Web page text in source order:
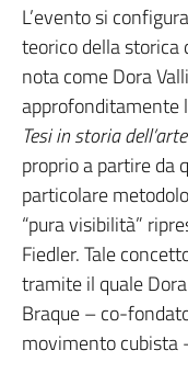
L’evento si
teorico della storica
nota come Dora
approfonditamente
Tesi instoria
proprio a partire da
particolare
“pura visibilità”
Fiedler. Tale
tramite il quale
Braque – co-
movimento cubista